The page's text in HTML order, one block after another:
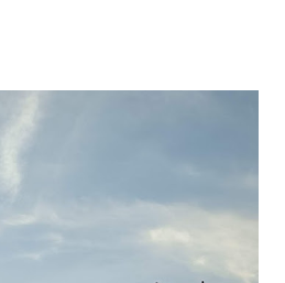
direspon oleh betina adalah
kunang betina dengan
dari pen light untuk meniru
Kemampuan berburu